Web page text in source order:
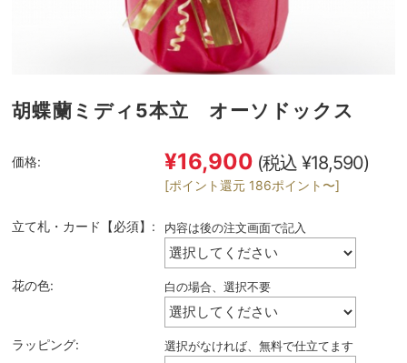
胡蝶蘭ミディ5本立 オーソドックス
価格: ¥16,900 (税込 ¥18,590)
[ポイント還元 186ポイント〜]
立て札・カード【必須】: 内容は後の注文画面で記入
花の色: 白の場合、選択不要
ラッピング: 選択がなければ、無料で仕立てます